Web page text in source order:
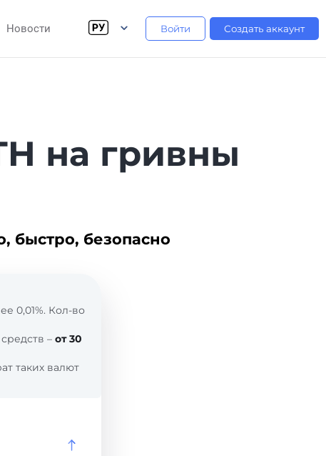
Новости Войти Создать аккаунт
на гривны
быстро, безопасно
0,01%. Кол-во
– от 30
таких валют